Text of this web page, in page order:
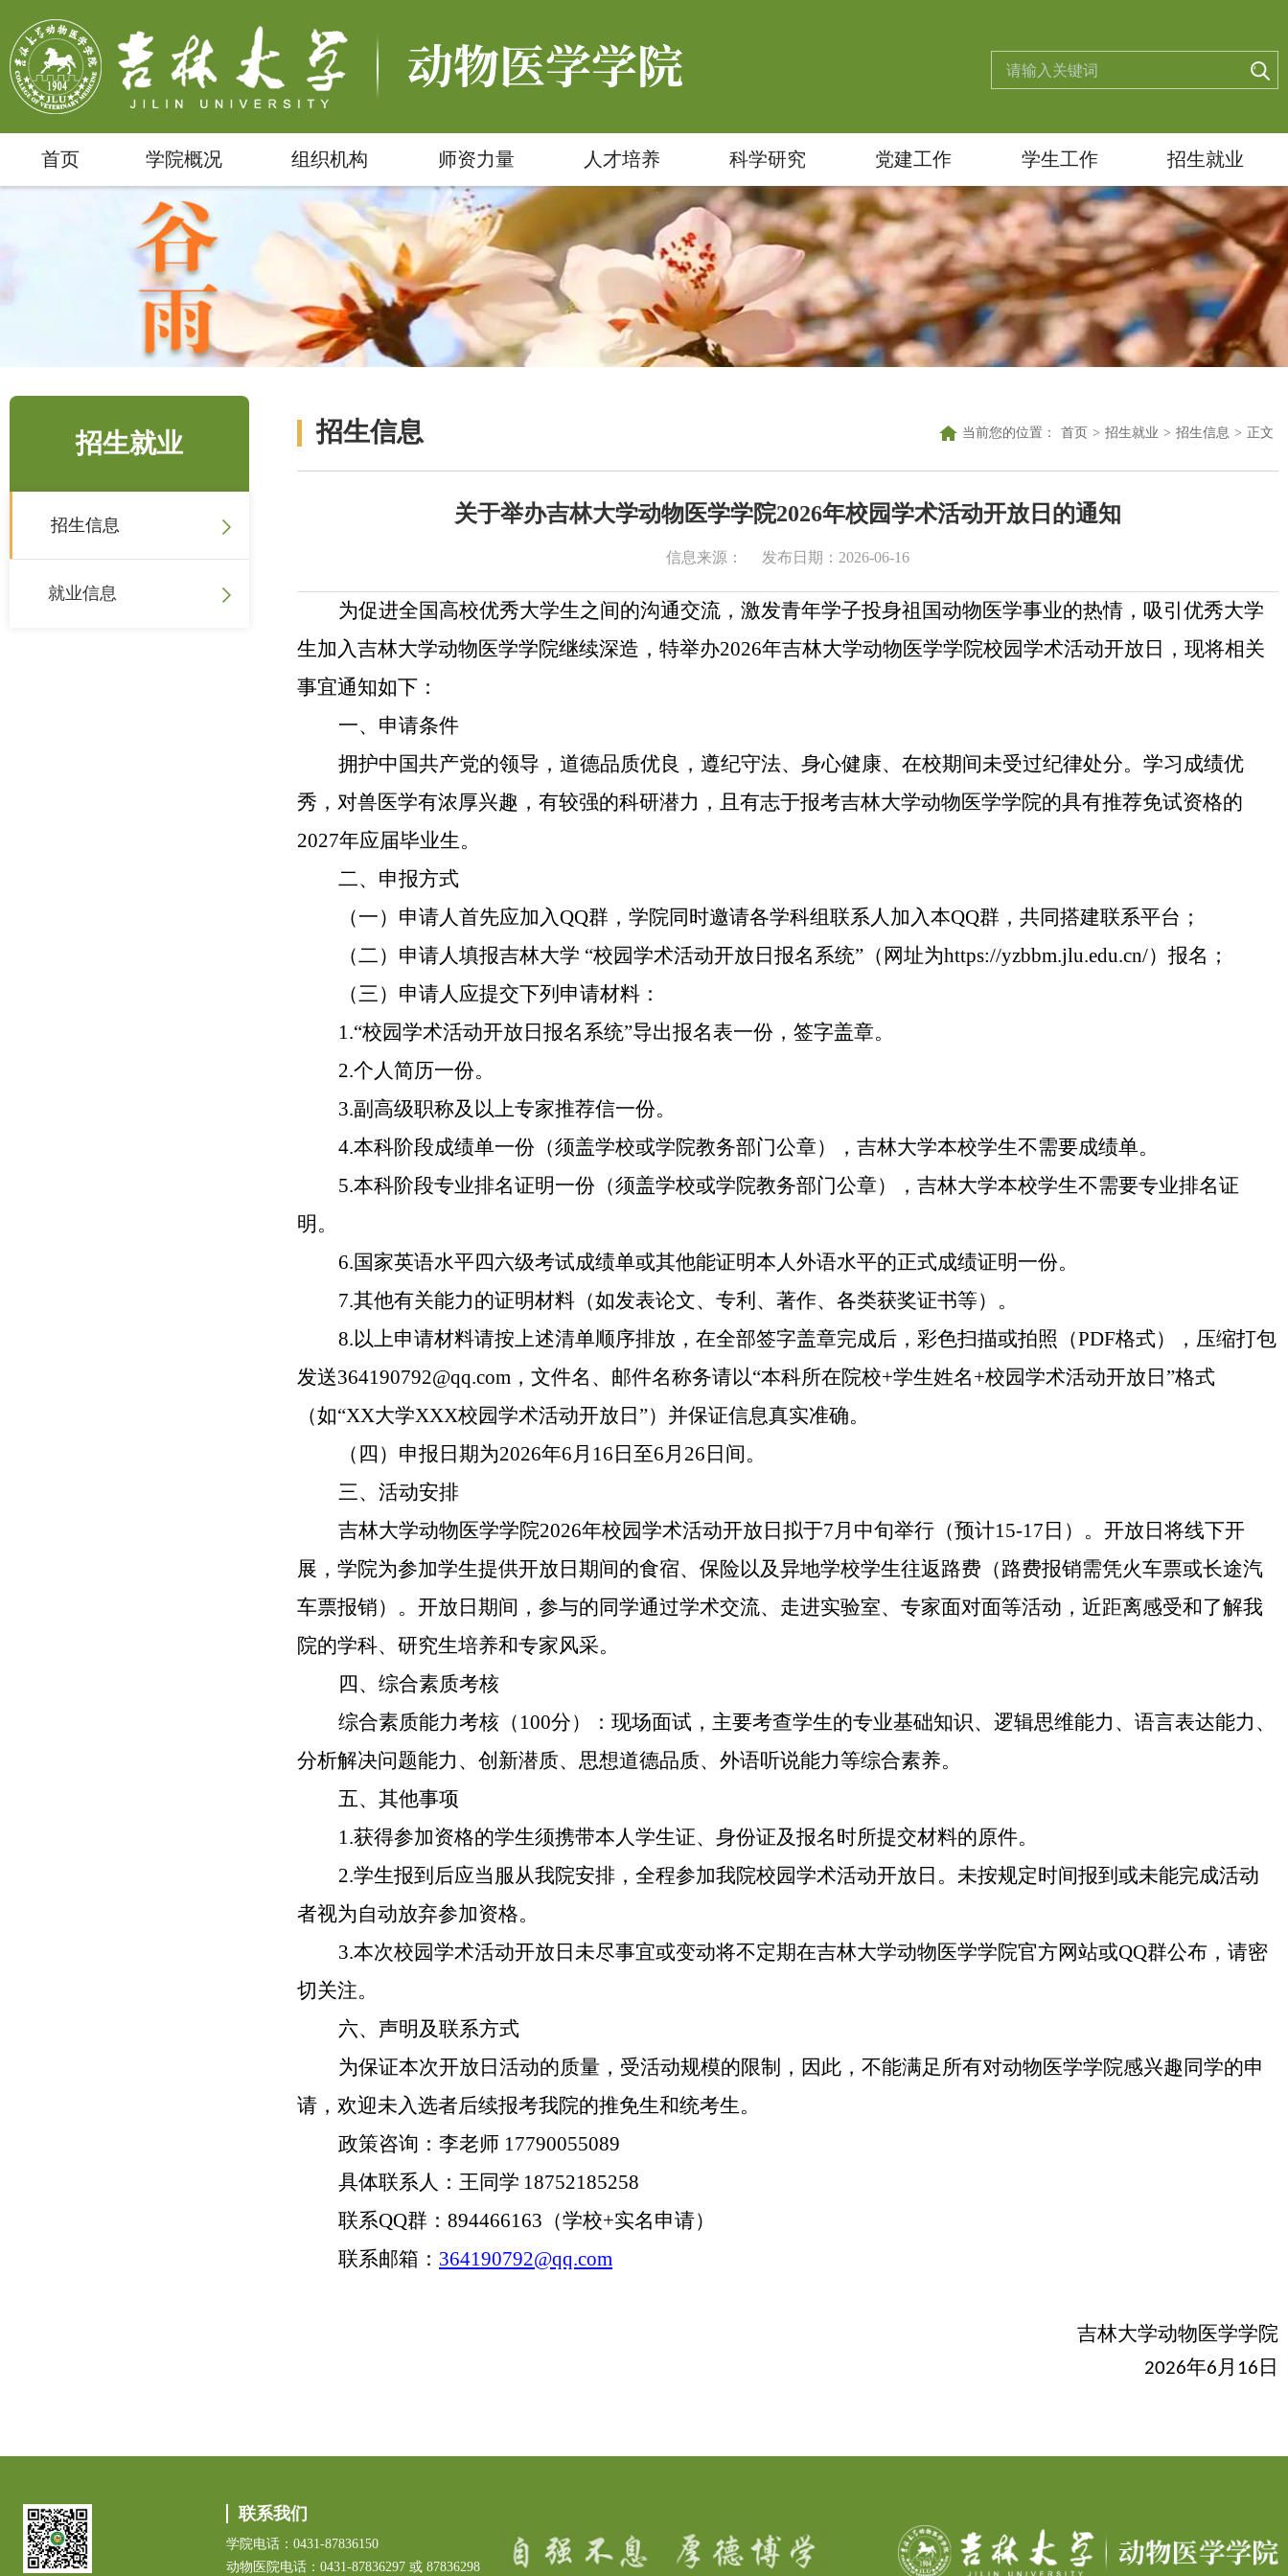
首页 学院概况 组织机构 师资力量 人才培养 科学研究 党建工作 学生工作 招生就业
招生就业
招生信息
就业信息
招生信息 当前您的位置： 首页 > 招生就业 > 招生信息 > 正文
关于举办吉林大学动物医学学院2026年校园学术活动开放日的通知
信息来源： 发布日期：2026-06-16
为促进全国高校优秀大学生之间的沟通交流，激发青年学子投身祖国动物医学事业的热情，吸引优秀大学
生加入吉林大学动物医学学院继续深造，特举办2026年吉林大学动物医学学院校园学术活动开放日，现将相关
事宜通知如下：
一、申请条件
拥护中国共产党的领导，道德品质优良，遵纪守法、身心健康、在校期间未受过纪律处分。学习成绩优
秀，对兽医学有浓厚兴趣，有较强的科研潜力，且有志于报考吉林大学动物医学学院的具有推荐免试资格的
2027年应届毕业生。
二、申报方式
（一）申请人首先应加入QQ群，学院同时邀请各学科组联系人加入本QQ群，共同搭建联系平台；
（二）申请人填报吉林大学 “校园学术活动开放日报名系统”（网址为https://yzbbm.jlu.edu.cn/）报名；
（三）申请人应提交下列申请材料：
1.“校园学术活动开放日报名系统”导出报名表一份，签字盖章。
2.个人简历一份。
3.副高级职称及以上专家推荐信一份。
4.本科阶段成绩单一份（须盖学校或学院教务部门公章），吉林大学本校学生不需要成绩单。
5.本科阶段专业排名证明一份（须盖学校或学院教务部门公章），吉林大学本校学生不需要专业排名证
明。
6.国家英语水平四六级考试成绩单或其他能证明本人外语水平的正式成绩证明一份。
7.其他有关能力的证明材料（如发表论文、专利、著作、各类获奖证书等）。
8.以上申请材料请按上述清单顺序排放，在全部签字盖章完成后，彩色扫描或拍照（PDF格式），压缩打包
发送364190792@qq.com，文件名、邮件名称务请以“本科所在院校+学生姓名+校园学术活动开放日”格式
（如“XX大学XXX校园学术活动开放日”）并保证信息真实准确。
（四）申报日期为2026年6月16日至6月26 日间。
三、活动安排
吉林大学动物医学学院2026年校园学术活动开放日拟于7月中旬举行（预计15-17日）。开放日将线下开
展，学院为参加学生提供开放日期间的食宿、保险以及异地学校学生往返路费（路费报销需凭火车票或长途汽
车票报销）。开放日期间，参与的同学通过学术交流、走进实验室、专家面对面等活动，近距离感受和了解我
院的学科、研究生培养和专家风采。
四、综合素质考核
综合素质能力考核（ 100分）：现场面试，主要考查学生的专业基础知识、逻辑思维能力、语言表达能力、
分析解决问题能力、创新潜质、思想道德品质、外语听说能力等综合素养。
五、其他事项
1.获得参加资格的学生须携带本人学生证、身份证及报名时所提交材料的原件。
2.学生报到后应当服从我院安排，全程参加我院校园学术活动开放日。未按规定时间报到或未能完成活动
者视为自动放弃参加资格。
3.本次校园学术活动开放日未尽事宜或变动将不定期在吉林大学动物医学学院官方网站或QQ群公布，请密
切关注。
六、声明及联系方式
为保证本次开放日活动的质量，受活动规模的限制，因此，不能满足所有对动物医学学院感兴趣同学的申
请，欢迎未入选者后续报考我院的推免生和统考生。
政策咨询 ：李老师 17790055089
具体联系人：王同学 18752185258
联系QQ群： 894466163 （学校+实名申请）
联系邮箱： 364190792@qq.com
吉林大学动物医学学院
2026年6 月 16 日
联系我们
学院电话：0431-87836150
动物医院电话：0431-87836297 或 87836298